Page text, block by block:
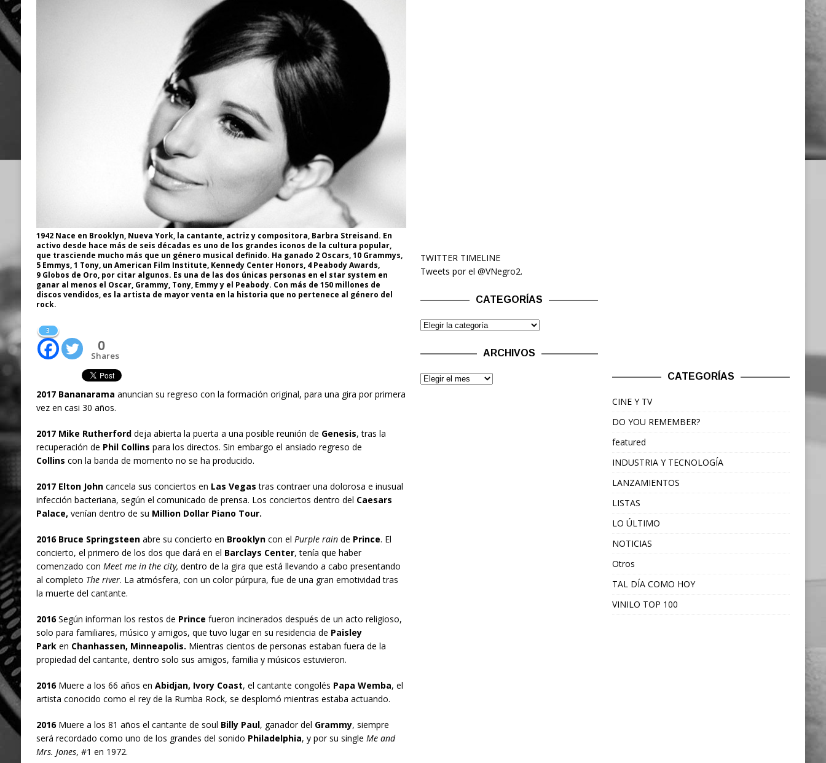
1942 Nace en Brooklyn, Nueva York, la cantante, actriz y compositora, Barbra Streisand. En
activo desde hace más de seis décadas es uno de los grandes iconos de la cultura popular,
que trasciende mucho más que un género musical definido. Ha ganado 2 Oscars, 10 Grammys,
5 Emmys, 1 Tony, un American Film Institute, Kennedy Center Honors, 4 Peabody Awards,
9 Globos de Oro, por citar algunos. Es una de las dos únicas personas en el star system en
ganar al menos el Oscar, Grammy, Tony, Emmy y el Peabody. Con más de 150 millones de
discos vendidos, es la artista de mayor venta en la historia que no pertenece al género del
rock.
3
0
Shares
2017 Bananarama anuncian su regreso con la formación original, para una gira por primera
vez en casi 30 años.
2017 Mike Rutherforddeja abierta la puerta a una posible reunión de Genesis, tras la
recuperación de Phil Collins para los directos. Sin embargo el ansiado regreso de
Collins con la banda de momento no se ha producido.
2017 Elton Johncancela sus conciertos en Las Vegas tras contraer una dolorosa e inusual
infección bacteriana, según el comunicado de prensa. Los conciertos dentro del Caesars
Palace, venían dentro de su Million Dollar Piano Tour.
2016 Bruce Springsteenabre su concierto en Brooklyncon el Purple rainde Prince. El
concierto, el primero de los dos que dará en el Barclays Center, tenía que haber
comenzado con Meet me in the city, dentro de la gira que está llevando a cabo presentando
al completo The river. La atmósfera, con un color púrpura, fue de una gran emotividad tras
la muerte del cantante.
2016Según informan los restos de Prince fueron incinerados después de un acto religioso,
solo para familiares, músico y amigos, que tuvo lugar en su residencia de Paisley
Parken Chanhassen, Minneapolis. Mientras cientos de personas estaban fuera de la
propiedad del cantante, dentro solo sus amigos, familia y músicos estuvieron.
2016Muere a los 66 años en Abidjan, Ivory Coast, el cantante congolés Papa Wemba, el
artista conocido como el rey de la Rumba Rock, se desplomó mientras estaba actuando.
2016Muere a los 81 años el cantante de soul Billy Paul, ganador del Grammy, siempre
será recordado como uno de los grandes del sonido Philadelphia, y por su single Me and
Mrs. Jones, #1 en 1972.
TWITTER TIMELINE
Tweets por el @VNegro2.
CATEGORÍAS
ARCHIVOS
CATEGORÍAS
CINE Y TV
DO YOU REMEMBER?
featured
INDUSTRIA Y TECNOLOGÍA
LANZAMIENTOS
LISTAS
LO ÚLTIMO
NOTICIAS
Otros
TAL DÍA COMO HOY
VINILO TOP 100